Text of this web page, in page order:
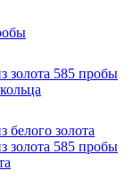
золота 585 пробы
белого золота
золота 585 пробы